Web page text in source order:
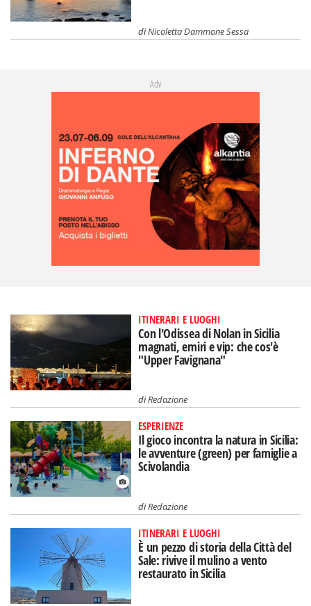
diNicoletta Dammone Sessa
Adv
ITINERARI E LUOGHI
Con l'Odissea di Nolan in Sicilia
magnati, emiri e vip: che cos'è
"Upper Favignana"
diRedazione
ESPERIENZE
Il gioco incontra la natura in Sicilia:
le avventure (green) per famiglie a
Scivolandia
diRedazione
ITINERARI E LUOGHI
È un pezzo di storia della Città del
Sale: rivive il mulino a vento
restaurato in Sicilia